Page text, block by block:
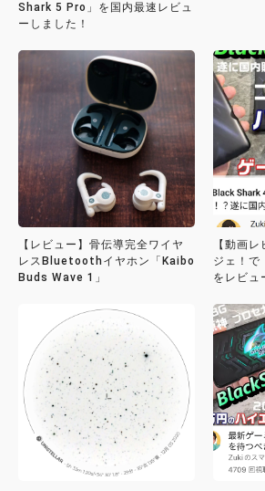
Shark 5 Pro」を国内最速レビュ
ーしました！
【レビュー】骨伝導完全ワイヤ
レスBluetoothイヤホン「Kaibo
Buds Wave 1」
【動画
ジェ！で
をレビュ